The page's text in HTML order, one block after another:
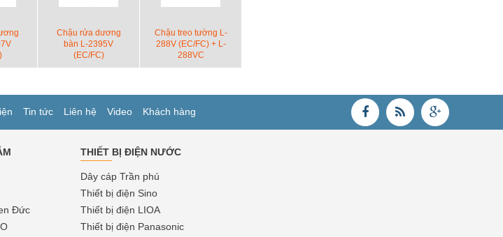
Chậu rửa dương
bàn L-2395V
(EC/FC)
Chậu treo tường L-
288V (EC/FC) + L-
288VC
Tin tức Liên hệ Video Khách hàng
Đức
THIẾT BỊ ĐIỆN NƯỚC
Dây cáp Trần phú
Thiết bị điện Sino
Thiết bị điện LIOA
Thiết bị điện Panasonic